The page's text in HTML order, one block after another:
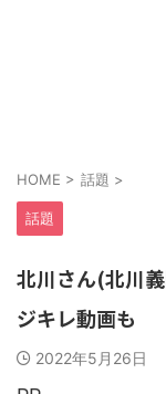
HOME > 話題 >
話題
北川さん(北川
ジキレ動画も
2022年5月26日